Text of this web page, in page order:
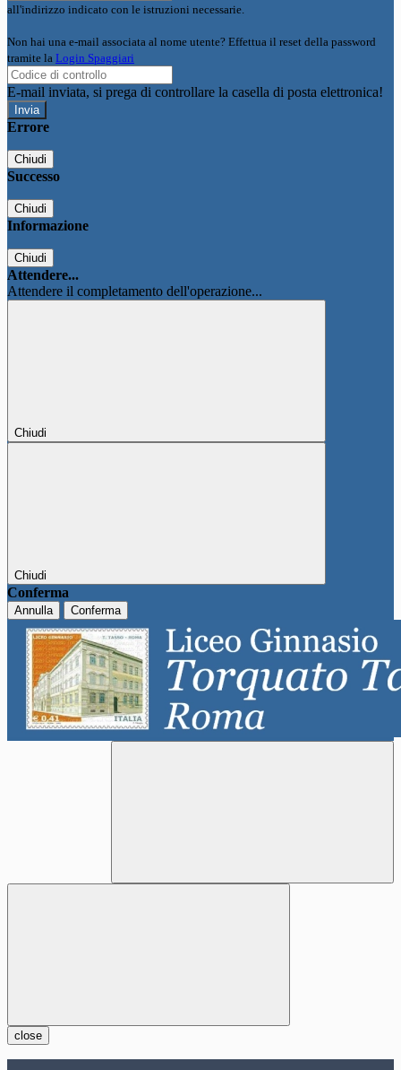
all'indirizzo indicato con le istruzioni necessarie.
Non hai una e-mail associata al nome utente? Effettua il reset della password
tramite la Login Spaggiari
E-mail inviata, si prega di controllare la casella di posta elettronica!
Errore
Chiudi
Successo
Chiudi
Informazione
Chiudi
Attendere...
Attendere il completamento dell'operazione...
Chiudi
Chiudi
Conferma
Annulla Conferma
close